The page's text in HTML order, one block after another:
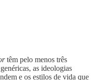
têm pelo menos três
as ideologias
e os estilos de vida que